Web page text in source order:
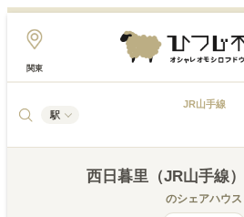
関東
駅
JR山手線
西日暮里（JR山手線）
のシェアハウス